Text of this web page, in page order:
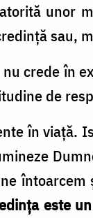
unor
sau,
crede în
de
în viață.
este